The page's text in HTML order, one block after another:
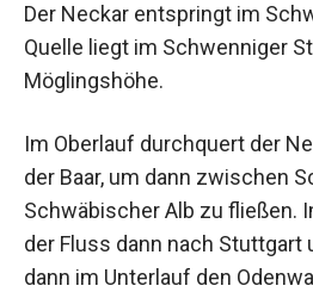
Der Neckar entspringt im
Quelle liegt im Schwenniger
Möglingshöhe.
Im Oberlauf durchquert der
der Baar, um dann zwischen
Schwäbischer Alb zu fließen.
der Fluss dann nach Stuttgart
dann im Unterlauf den